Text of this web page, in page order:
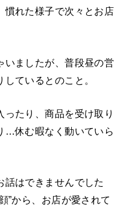
慣れた様子で次々とお店
いましたが、普段昼の営
ているとのこと。
たり、商品を受け取り
…休む暇なく動いていら
話はできませんでした
”から、お店が愛されて